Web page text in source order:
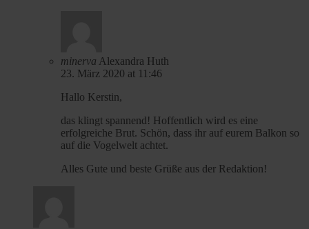
minerva Alexandra Huth
23. März 2020 at 11:46
Hallo Kerstin,
das klingt spannend! Hoffentlich wird es eine
erfolgreiche Brut. Schön, dass ihr auf eurem Balkon so
auf die Vogelwelt achtet.
Alles Gute und beste Grüße aus der Redaktion!